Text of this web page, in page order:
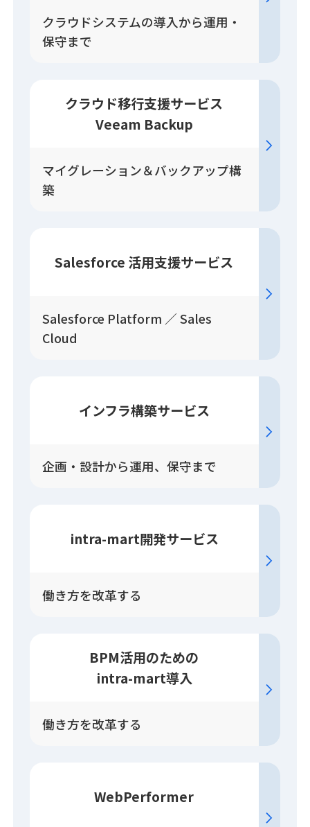
クラウドシステムの導入から運用・
保守まで
クラウド移行支援サービス
Veeam Backup
マイグレーション＆バックアップ構
築
Salesforce 活用支援サービス
Salesforce Platform ／ Sales
Cloud
インフラ構築サービス
企画・設計から運用、保守まで
intra-mart開発サービス
働き方を改革する
BPM活用のための
intra-mart導入
働き方を改革する
WebPerformer